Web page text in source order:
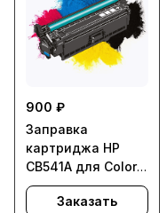
900 ₽
Заправка
картриджа HP
CB541A для Color
LaserJet CM1312,
CP1215, CP1515,
Заказать